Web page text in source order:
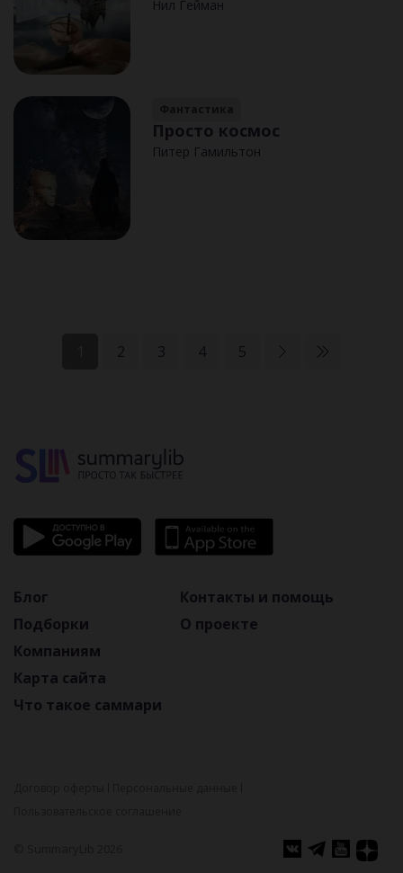
Нил Гейман
Просто космос
Питер Гамильтон
2 3 4 5
Блог
Подборки
Компаниям
Карта сайта
Что такое саммари
Контакты и помощь
О проекте